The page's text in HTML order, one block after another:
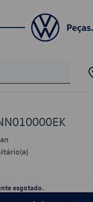
esgotado.